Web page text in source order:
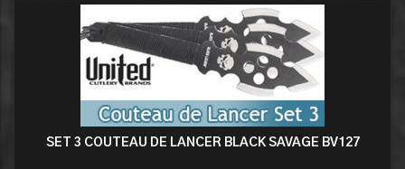
SET 3 COUTEAU DE LANCER BLACK SAVAGE BV127